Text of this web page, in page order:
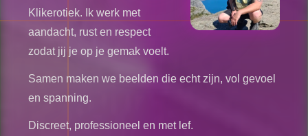
Klikerotiek. Ik werk met
aandacht, rust en respect
zodat jij je op je gemak voelt.
Samen maken we beelden die echt zijn, vol gevoel
en spanning.
Discreet, professioneel en met lef.